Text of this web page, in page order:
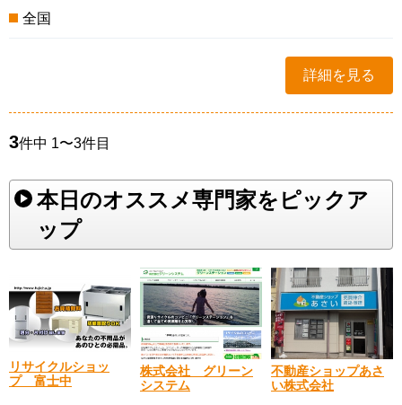
全国
詳細を見る
3件中 1〜3件目
本日のオススメ専門家をピックア
ップ
リサイクルショッ
プ 富士中
株式会社 グリーン
システム
不動産ショップあさ
い株式会社